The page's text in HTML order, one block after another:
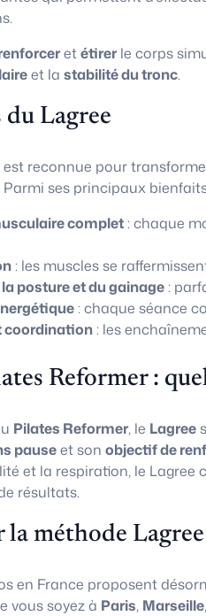
etétirerle corps
et la stabilité du tronc.
Lagree
est reconnue pour
ses principaux
complet: chaque
: les muscles se
posture et du gainage:
: chaque séance
coordination: les
Reformer :
Pilates Reformer, le Lagree
pauseet son objectif de
et la respiration, le Lagree
résultats.
méthode Lagree
en France proposent
vous soyez à Paris, Marseille,